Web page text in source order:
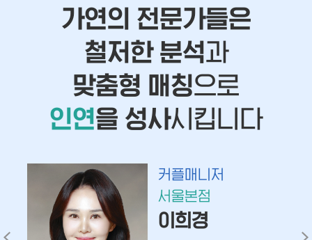
가연의 전문가들은
철저한 분석과
맞춤형 매칭으로
인연을 성사시킵니다
커플매니저
서울본점
이희경